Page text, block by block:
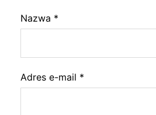
Nazwa *
Adres e-mail *